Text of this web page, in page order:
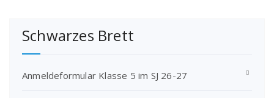
Schwarzes Brett
Anmeldeformular Klasse 5 im SJ 26-27